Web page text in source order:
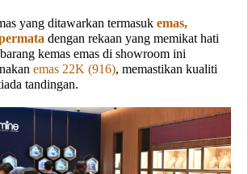
yang ditawarkan termasuk emas,
dengan rekaan yang memikat hati
kemas emas di showroom ini
emas 22K (916), memastikan kualiti
tandingan.